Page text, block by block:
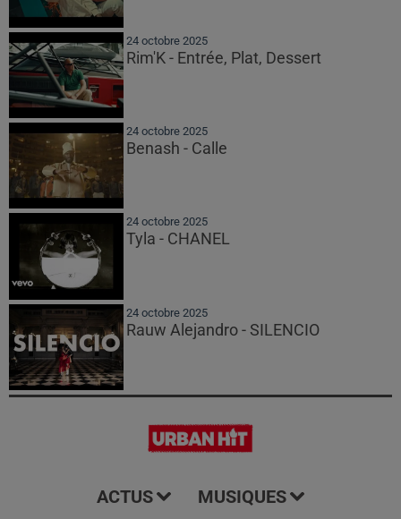
24 octobre 2025
Rim'K - Entrée, Plat, Dessert
24 octobre 2025
Benash - Calle
24 octobre 2025
Tyla - CHANEL
24 octobre 2025
Rauw Alejandro - SILENCIO
ACTUS MUSIQUES